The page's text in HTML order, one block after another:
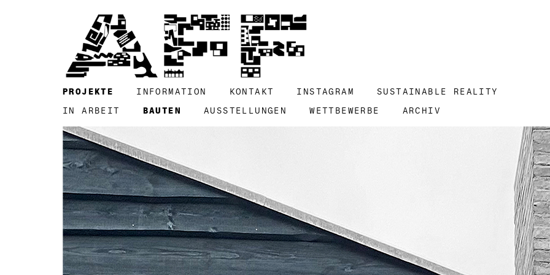
PROJEKTE INFORMATION KONTAKT INSTAGRAM
SUSTAINABLE REALITY
IN ARBEIT
BAUTEN AUSSTELLUNGEN WETTBEWERBE ARCHIV